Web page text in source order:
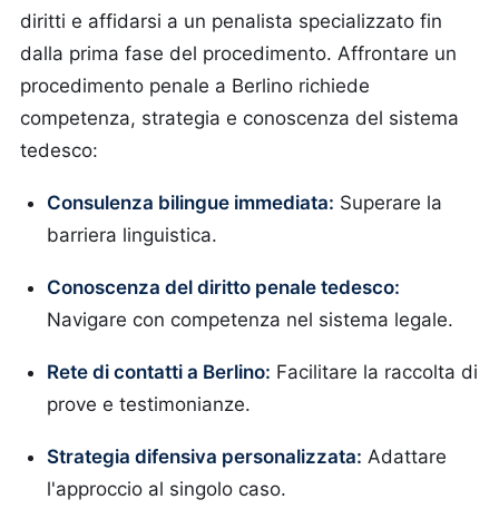
diritti e affidarsi a un penalista specializzato fin
dalla prima fase del procedimento. Affrontare un
procedimento penale a Berlino richiede
competenza, strategia e conoscenza del sistema
tedesco:
Consulenza bilingue immediata: Superare la
barriera linguistica.
Conoscenza del diritto penale tedesco:
Navigare con competenza nel sistema legale.
Rete di contatti a Berlino: Facilitare la raccolta di
prove e testimonianze.
Strategia difensiva personalizzata: Adattare
l'approccio al singolo caso.